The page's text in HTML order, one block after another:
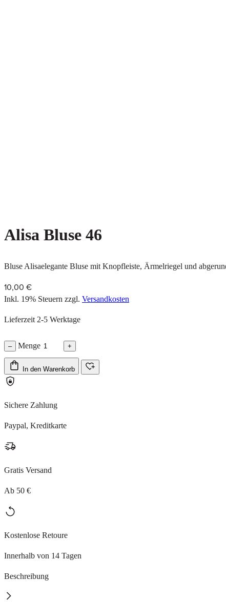
Alisa Bluse 46
Bluse Alisaelegante Bluse mit Knopfleiste, Ärmelriegel und
10,00 €
Inkl. 19% Steuern zzgl. Versandkosten
Lieferzeit 2-5 Werktage
– Menge +
In den Warenkorb
Sichere Zahlung
Paypal, Kreditkarte
Gratis Versand
Ab 50 €
Kostenlose Retoure
Innerhalb von 14 Tagen
Beschreibung